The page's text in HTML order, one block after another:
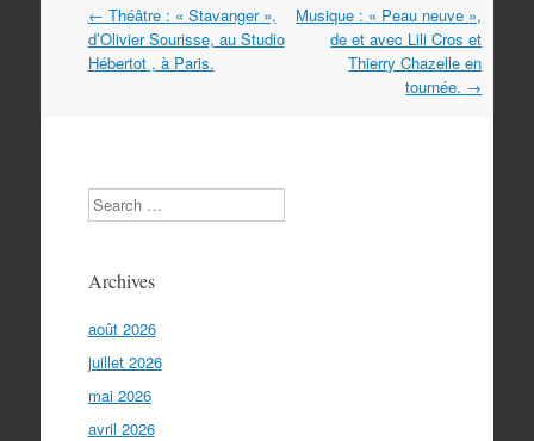
Navigation
dans
les
← Théâtre : « Stavanger »,
d’Olivier Sourisse, au Studio
Hébertot , à Paris.
Musique : « Peau neuve »,
de et avec Lili Cros et
Thierry Chazelle en
tournée. →
Search
Archives
août 2026
juillet 2026
mai 2026
avril 2026